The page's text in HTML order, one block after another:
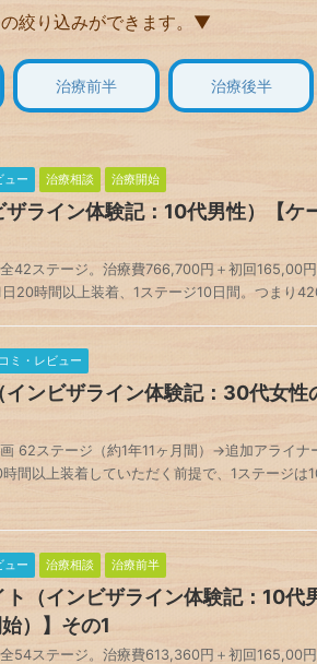
絞り込みができます。▼
治療前半 治療後半
ュー 治療相談 治療開始
ライン体験記：10代男性）【ケ
42ステージ。治療費766,700円＋初回165,00
20時間以上装着、1ステージ10日間。つまり
ミ・レビュー
インビザライン体験記：30代女性
62ステージ（約1年11ヶ月間）→追加アライ
間以上装着していただく前提で、1ステージは
ュー 治療相談 治療前半
ト（インビザライン体験記：10代
）】その1
54ステージ。治療費613,360円＋初回165,00